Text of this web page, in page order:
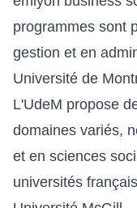
programmes sont
gestion et en
Université de
L'UdeM propose
domaines variés,
et en sciences
universités